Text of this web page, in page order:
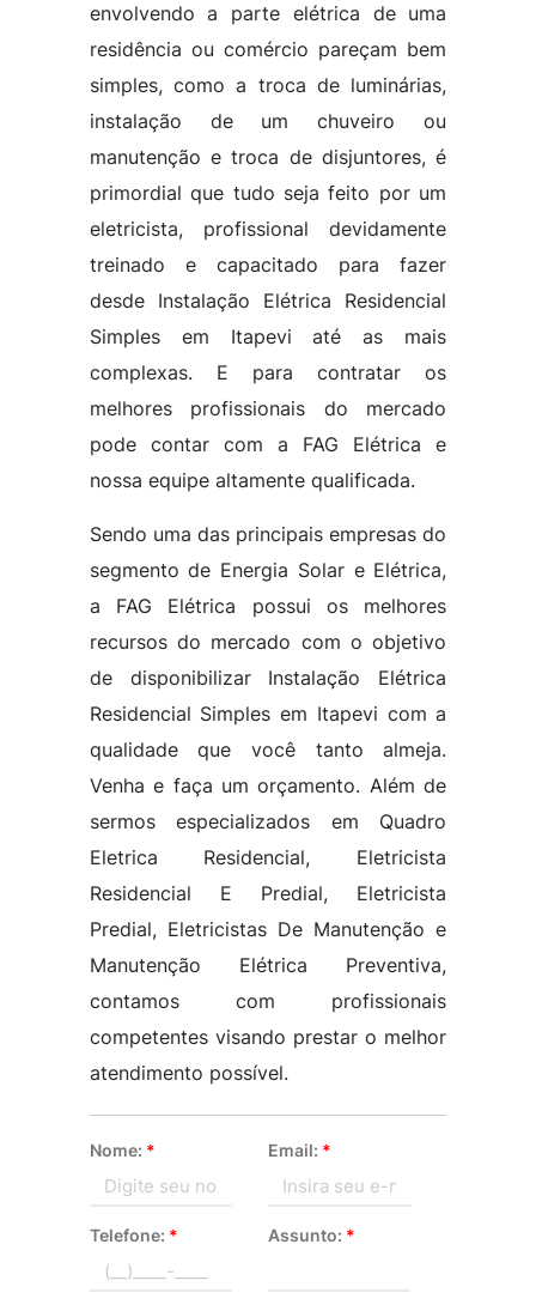
envolvendo a parte elétrica de uma
residência ou comércio pareçam bem
simples, como a troca de luminárias,
instalação de um chuveiro ou
manutenção e troca de disjuntores, é
primordial que tudo seja feito por um
eletricista, profissional devidamente
treinado e capacitado para fazer
desde Instalação Elétrica Residencial
Simples em Itapevi até as mais
complexas. E para contratar os
melhores profissionais do mercado
pode contar com a FAG Elétrica e
nossa equipe altamente qualificada.
Sendo uma das principais empresas do
segmento de Energia Solar e Elétrica,
a FAG Elétrica possui os melhores
recursos do mercado com o objetivo
de disponibilizar Instalação Elétrica
Residencial Simples em Itapevi com a
qualidade que você tanto almeja.
Venha e faça um orçamento. Além de
sermos especializados em Quadro
Eletrica Residencial, Eletricista
Residencial E Predial, Eletricista
Predial, Eletricistas De Manutenção e
Manutenção Elétrica Preventiva,
contamos com profissionais
competentes visando prestar o melhor
atendimento possível.
Nome: * Email: *
Telefone: * Assunto: *